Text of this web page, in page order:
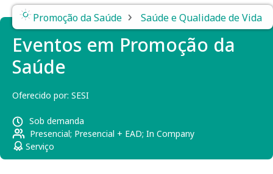
Promoção da Saúde › Saúde e Qualidade de Vida
Eventos em Promoção da
Saúde
Oferecido por: SESI
Sob demanda
Presencial; Presencial + EAD; In Company
Serviço